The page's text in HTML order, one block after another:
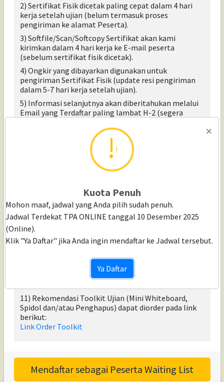
2) Sertifikat Fisik dicetak paling cepat dalam 4 hari
kerja setelah ujian (belum termasuk proses
pengiriman ke alamat Peserta).
3) Softfile/Scan/Softcopy Sertifikat akan kami
kirimkan dalam 4 hari kerja ke E-mail peserta
(sebelum sertifikat fisik dicetak).
4) Ongkir yang dibayarkan digunakan untuk
pengiriman Sertifikat Fisik (update resi pengiriman
dalam 5-7 hari kerja setelah ujian).
5) Informasi selanjutnya akan diberitahukan melalui
Email yang Terdaftar paling lambat H-2 (segera
6) Peserta tidak diizinkan undur jadwal (Tidak ada
reschedule/undur jadwal dari Peserta).
7) Peserta wajib menyediakan Handphone (HP) yang
8) Saat Ujian, Peserta wajib membawa/menunjukkan
kartu identitas KTP/SIM/Passport Asli. Jika tidak ada
kartu identitas asli, Peserta tidak dapat mengikuti
ujian.
9) Peserta Wajib menyiapkan (mengunduh dan meng-
install aplikasi CBT) sebelum hari H, link aplikasi akan
10) Peserta wajib menyediakan Toolkit Ujian yaitu
Map Plastik/Mika Plastik/Kaca/Mini Whiteboard
11) Rekomendasi Toolkit Ujian (Mini Whiteboard,
Spidol dan/atau Penghapus) dapat diorder pada link
berikut:
Link Order Toolkit
Mendaftar sebagai Peserta Waiting List
×
!
Kuota Penuh
Mohon maaf, jadwal yang Anda pilih sudah penuh.
Jadwal Terdekat TPA ONLINE tanggal 10 Desember 2025
(Online).
Klik "Ya Daftar" jika Anda ingin mendaftar ke Jadwal tersebut.
Ya Daftar